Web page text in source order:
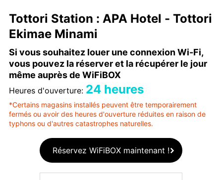
Tottori Station : APA Hotel - Tottori
Ekimae Minami
Si vous souhaitez louer une connexion Wi-Fi,
vous pouvez la réserver et la récupérer le jour
même auprès de WiFiBOX
Heures d'ouverture: 24 heures
*Certains magasins installés peuvent être temporairement
fermés ou avoir des heures d'ouverture réduites en raison de
typhons ou d'autres catastrophes naturelles.
Réservez WiFiBOX maintenant !